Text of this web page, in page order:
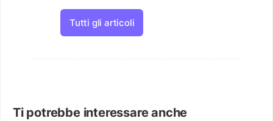
Tutti gli articoli
Ti potrebbe interessare anche